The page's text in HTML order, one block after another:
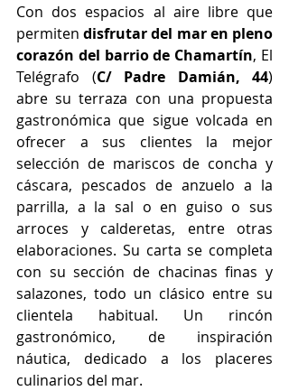
Con dos espacios al aire libre que
permiten disfrutar del mar en pleno
corazón del barrio de Chamartín, El
Telégrafo (C/ Padre Damián, 44
abre su terraza con una propuesta
gastronómica que sigue volcada en
ofrecer a sus clientes la mejor
selección de mariscos de concha y
cáscara, pescados de anzuelo a la
parrilla, a la sal o en guiso o sus
arroces y calderetas, entre otras
elaboraciones. Su carta se completa
con su sección de chacinas finas y
salazones, todo un clásico entre su
clientela habitual. Un rincón
gastronómico, de inspiración
náutica, dedicado a los placeres
culinarios del mar.